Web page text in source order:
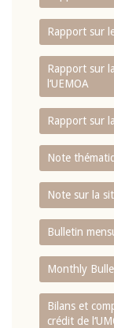
Rapport sur
Rapport sur
l‘UEMOA
Rapport sur
Note
Note sur la
Bulletin
Monthly
Bilans et
crédit de